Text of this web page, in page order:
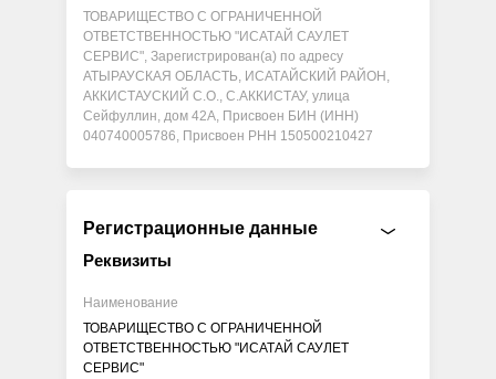
ТОВАРИЩЕСТВО С ОГРАНИЧЕННОЙ
ОТВЕТСТВЕННОСТЬЮ "ИСАТАЙ САУЛЕТ
СЕРВИС", Зарегистрирован(а) по адресу
АТЫРАУСКАЯ ОБЛАСТЬ, ИСАТАЙСКИЙ РАЙОН,
АККИСТАУСКИЙ С.О., С.АККИСТАУ, улица
Сейфуллин, дом 42А, Присвоен БИН (ИНН)
040740005786, Присвоен РНН 150500210427
Регистрационные данные
Реквизиты
Наименование
ТОВАРИЩЕСТВО С ОГРАНИЧЕННОЙ
ОТВЕТСТВЕННОСТЬЮ "ИСАТАЙ САУЛЕТ
СЕРВИС"